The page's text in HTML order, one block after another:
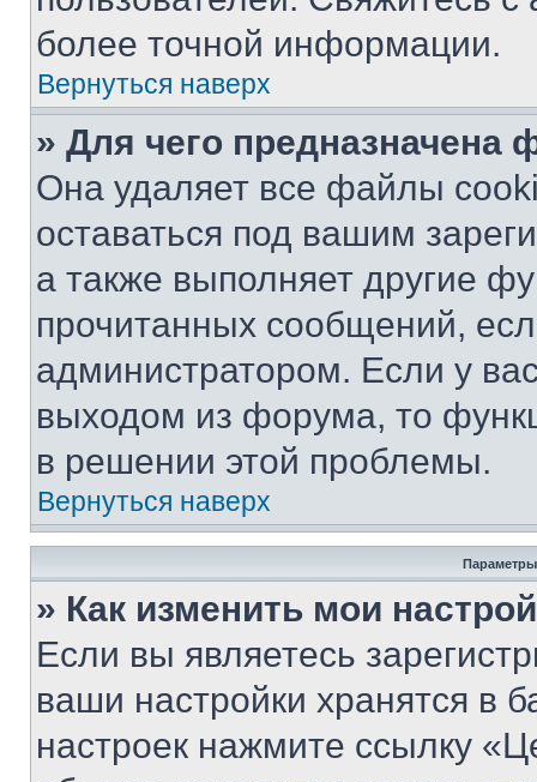
более точной информации.
Вернуться наверх
» Для чего предназначена
Она удаляет все файлы
оставаться под вашим
а также выполняет другие
прочитанных сообщений,
администратором. Если у
выходом из форума, то
в решении этой проблемы.
Вернуться наверх
Параметры
» Как изменить мои
Если вы являетесь
ваши настройки хранятся в
настроек нажмите ссылку